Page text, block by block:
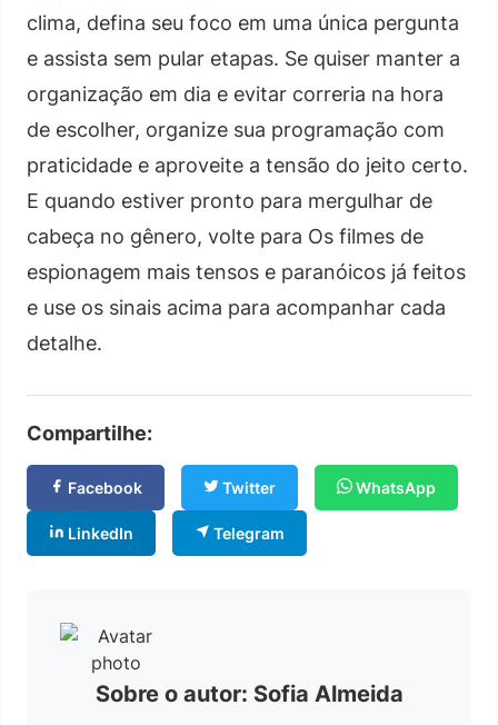
clima, defina seu foco em uma única pergunta
e assista sem pular etapas. Se quiser manter a
organização em dia e evitar correria na hora
de escolher, organize sua programação com
praticidade e aproveite a tensão do jeito certo.
E quando estiver pronto para mergulhar de
cabeça no gênero, volte para Os filmes de
espionagem mais tensos e paranóicos já feitos
e use os sinais acima para acompanhar cada
detalhe.
Compartilhe:
Facebook Twitter WhatsApp
LinkedIn Telegram
Sobre o autor: Sofia Almeida